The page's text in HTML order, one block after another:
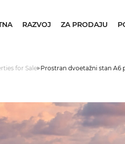
RAZVOJ ZA PRODAJU
for Sale Prostran dvoetažni stan A6